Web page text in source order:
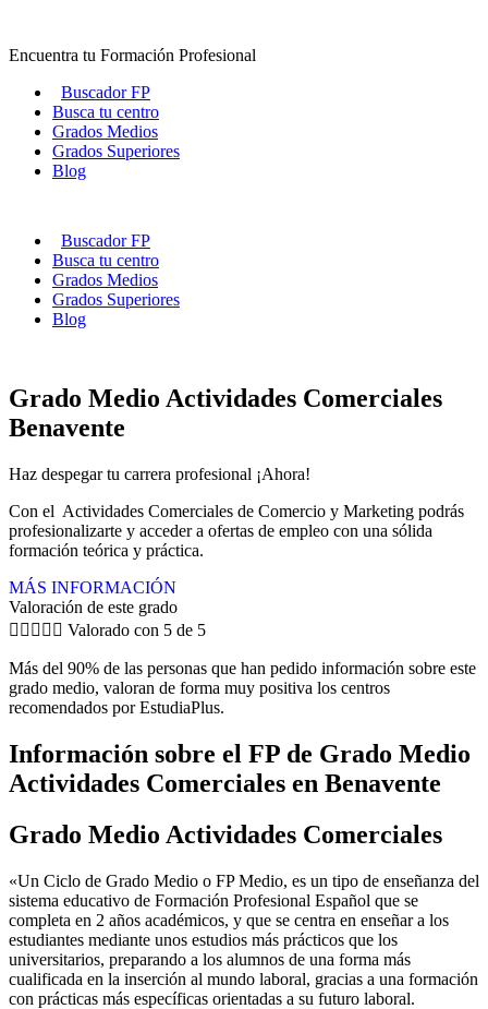
contenido
Encuentra tu Formación Profesional
Buscador FP
Busca tu centro
Grados Medios
Grados Superiores
Blog
Buscador FP
Busca tu centro
Grados Medios
Grados Superiores
Blog
Grado Medio Actividades Comerciales
Benavente
Haz despegar tu carrera profesional ¡Ahora!
Con el Actividades Comerciales de Comercio y Marketing podrás
profesionalizarte y acceder a ofertas de empleo con una sólida
formación teórica y práctica.
MÁS INFORMACIÓN
Valoración de este grado
     Valorado con 5 de 5
Más del 90% de las personas que han pedido información sobre este
grado medio, valoran de forma muy positiva los centros
recomendados por EstudiaPlus.
Información sobre el FP de Grado Medio
Actividades Comerciales en Benavente
Grado Medio Actividades Comerciales
«Un Ciclo de Grado Medio o FP Medio, es un tipo de enseñanza del
sistema educativo de Formación Profesional Español que se
completa en 2 años académicos, y que se centra en enseñar a los
estudiantes mediante unos estudios más prácticos que los
universitarios, preparando a los alumnos de una forma más
cualificada en la inserción al mundo laboral, gracias a una formación
con prácticas más específicas orientadas a su futuro laboral.